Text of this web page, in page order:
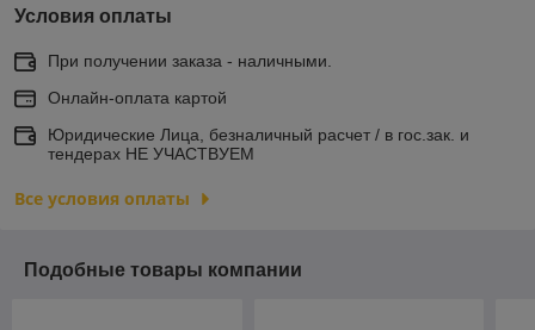
Условия оплаты
При получении заказа - наличными.
Онлайн-оплата картой
Юридические Лица, безналичный расчет / в гос.зак. и
тендерах НЕ УЧАСТВУЕМ
Все условия оплаты
Подобные товары компании